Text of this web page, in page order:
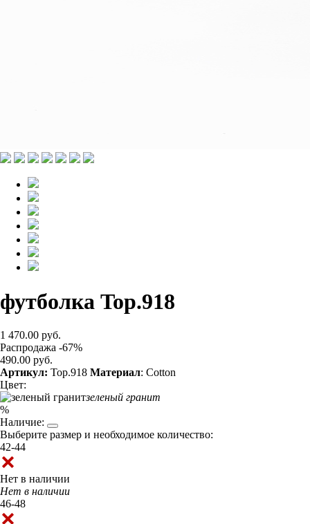
футболка Top.918
1 470.00 руб.
Распродажа -67%
490.00 руб.
Артикул: Top.918 Материал: Cotton
Цвет:
зеленый гранит
%
Наличие:
Выберите размер и необходимое количество:
42-44
Нет в наличии
Нет в наличии
46-48